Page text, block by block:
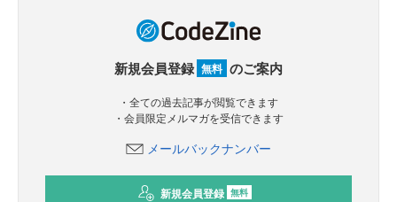
新規会員登録 無料 のご案内
・全ての過去記事が閲覧できます
・会員限定メルマガを受信できます
メールバックナンバー
新規会員登録 無料